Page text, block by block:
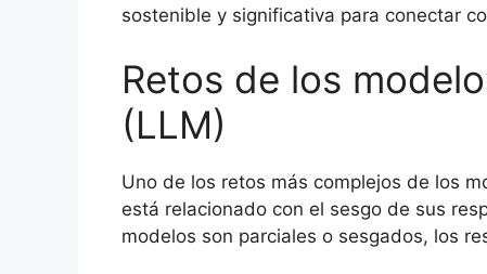
sostenible y significativa para conectar
Retos de los
(LLM)
Uno de los retos más complejos de los
está relacionado con el sesgo de sus
modelos son parciales o sesgados, los